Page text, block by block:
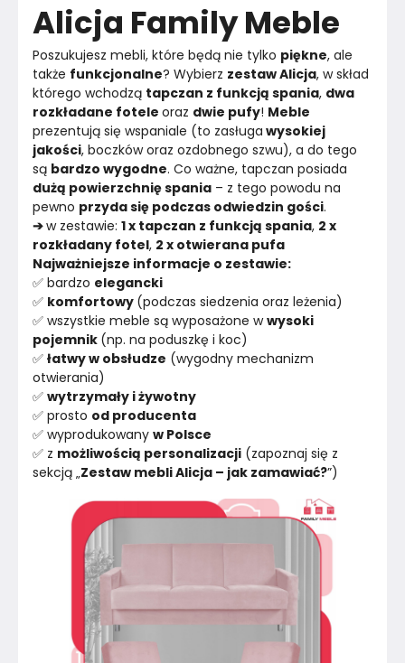
Kolor Róż i fiolet
Kolor nóżek Satyna
Marka Family Meble
Montaż Złożony
Rok produkcji 2024
Alicja Family Meble
Poszukujesz mebli, które będą nie tylko piękne, ale
także funkcjonalne? Wybierz zestaw Alicja, w skład
którego wchodzą tapczan z funkcją spania, dwa
rozkładane fotele oraz dwie pufy! Meble
prezentują się wspaniale (to zasługa wysokiej
jakości, boczków oraz ozdobnego szwu), a do tego
są bardzo wygodne. Co ważne, tapczan posiada
dużą powierzchnię spania – z tego powodu na
pewno przyda się podczas odwiedzin gości.
➔ w zestawie: 1 x tapczan z funkcją spania, 2 x
rozkładany fotel, 2 x otwierana pufa
Najważniejsze informacje o zestawie:
✅ bardzo elegancki
✅ komfortowy (podczas siedzenia oraz leżenia)
✅ wszystkie meble są wyposażone w wysoki
pojemnik (np. na poduszkę i koc)
✅ łatwy w obsłudze (wygodny mechanizm
otwierania)
✅ wytrzymały i żywotny
✅ prosto od producenta
✅ wyprodukowany w Polsce
✅ z możliwością personalizacji (zapoznaj się z
sekcją „Zestaw mebli Alicja – jak zamawiać?”)